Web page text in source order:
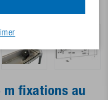
m fixations au